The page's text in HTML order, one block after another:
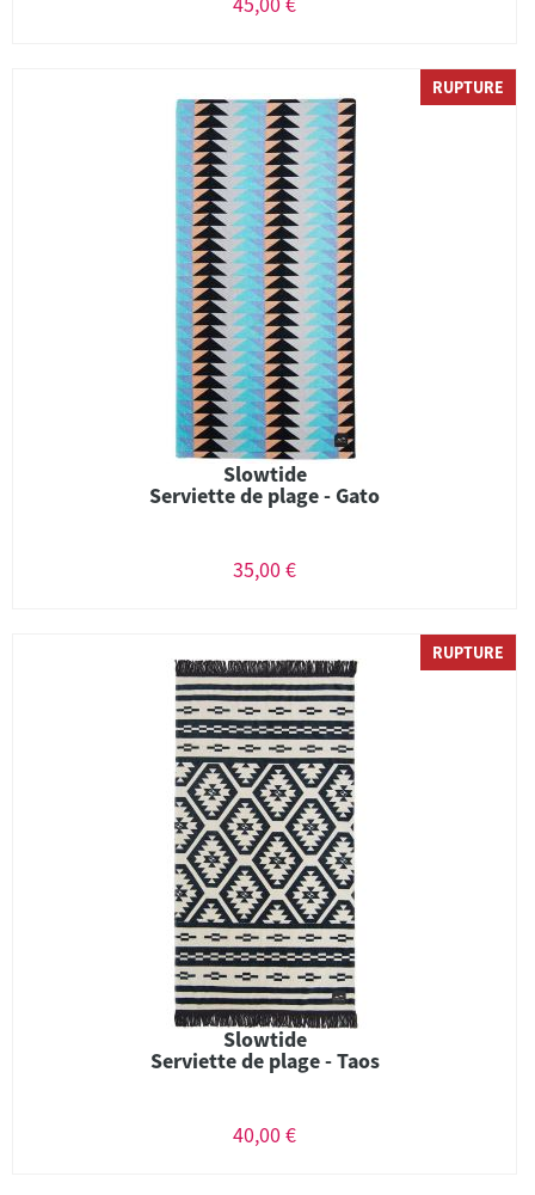
RUPTURE
Slowtide
Serviette de plage - Gato
35,00 €
RUPTURE
Slowtide
Serviette de plage - Taos
40,00 €